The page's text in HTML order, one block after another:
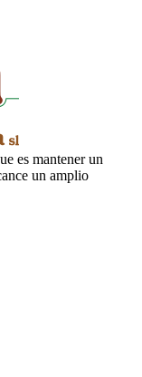
es mantener un
un amplio